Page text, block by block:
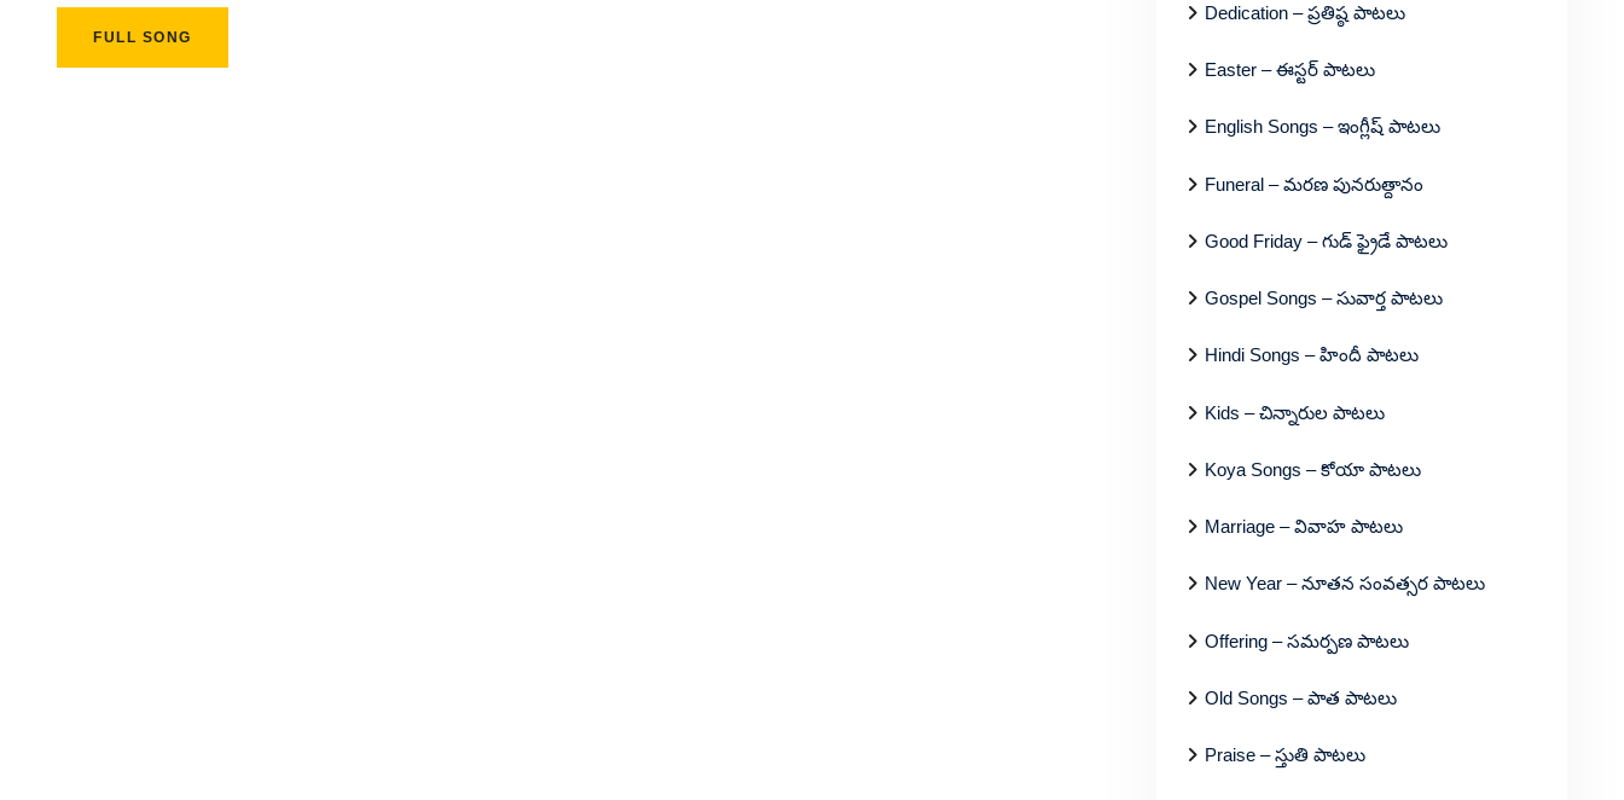
FULL SONG
Dedication – ప్రతిష్ఠ పాటలు
Easter – ఈస్టర్ పాటలు
English Songs – ఇంగ్లీష్ పాటలు
Funeral – మరణ పునరుత్దానం
Good Friday – గుడ్ ఫ్రైడే పాటలు
Gospel Songs – సువార్త పాటలు
Hindi Songs – హిందీ పాటలు
Kids – చిన్నారుల పాటలు
Koya Songs – కోయా పాటలు
Marriage – వివాహ పాటలు
New Year – నూతన సంవత్సర పాటలు
Offering – సమర్పణ పాటలు
Old Songs – పాత పాటలు
Praise – స్తుతి పాటలు